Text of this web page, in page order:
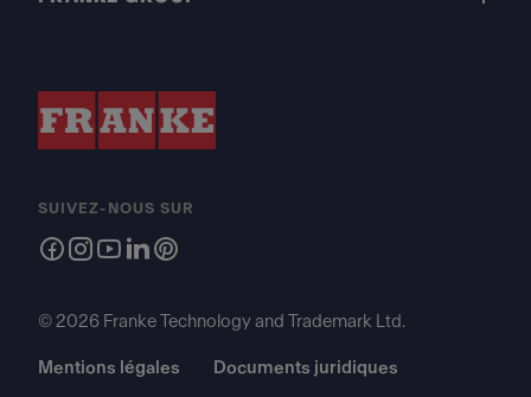
SUIVEZ-NOUS SUR
© 2026 Franke Technology and Trademark Ltd.
Mentions légales Documents juridiques